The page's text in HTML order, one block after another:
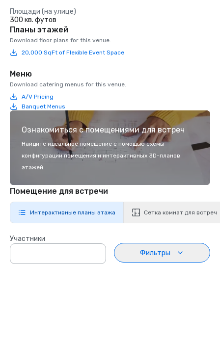
Площади (на улице)
300 кв. футов
Планы этажей
Download floor plans for this venue.
20,000 SqFt of Flexible Event Space
Меню
Download catering menus for this venue.
A/V Pricing
Banquet Menus
Ознакомиться с помещениями для встреч
Найдите идеальное помещение с помощью схемы
конфигурации помещения и интерактивных 3D-планов
этажей.
Помещение для встречи
Интерактивные планы этажа Сетка комнат для встреч
Участники
Фильтры